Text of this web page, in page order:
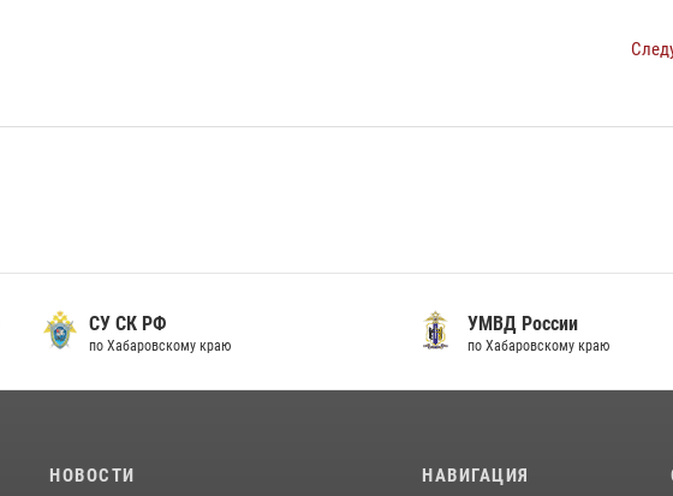
СУ СК РФ
по Хабаровскому краю
УМВД России
по Хабаровскому краю
НОВОСТИ НАВИГАЦИЯ